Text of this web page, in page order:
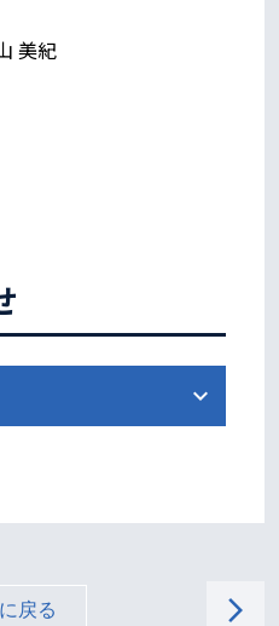
美紀
戻る arrow_forward_ios